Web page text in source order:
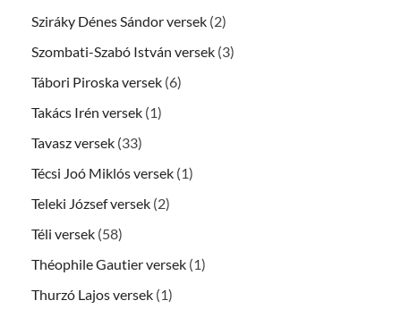
Sziráky Dénes Sándor versek (2)
Szombati-Szabó István versek (3)
Tábori Piroska versek (6)
Takács Irén versek (1)
Tavasz versek (33)
Técsi Joó Miklós versek (1)
Teleki József versek (2)
Téli versek (58)
Théophile Gautier versek (1)
Thurzó Lajos versek (1)